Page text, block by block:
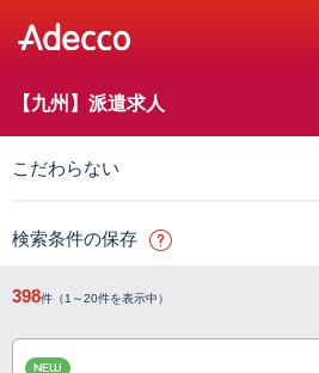
【九州】派遣求人
こだわらない
検索条件の保存
398件（1～20件を表示中）
NEW